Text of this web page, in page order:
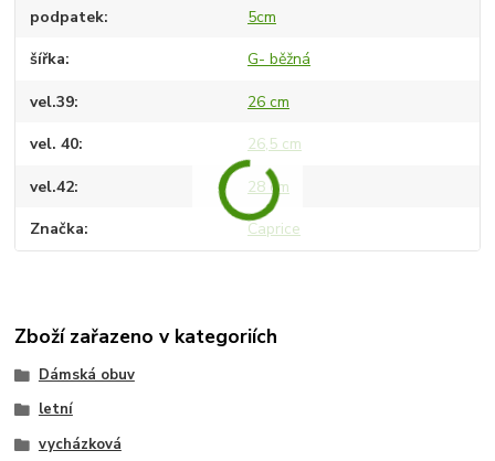
podpatek 5cm
šířka G- běžná
vel.39 26 cm
vel. 40 26,5 cm
vel.42 28 cm
Značka Caprice
Zboží zařazeno v kategoriích
Dámská obuv
letní
vycházková